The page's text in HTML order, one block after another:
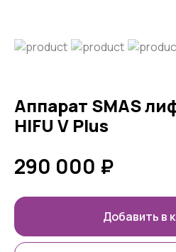
Аппарат SMAS
HIFU V Plus
290 000 ₽
Добавить в